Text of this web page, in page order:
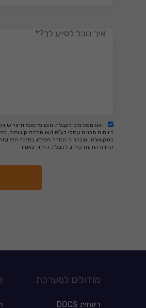
אנו מסכימים לקבלת תוכן פרסומי ודיוור
ריווחית תכנות עסקי בע"מ ו/או חברות קשורות,
התקשורת. מובהר כי הסרת הסימון בתיבה
תהווה הודעת סירוב לקבלת הדיוור כאמור
מודולים למערכת
ריווחית DOCS